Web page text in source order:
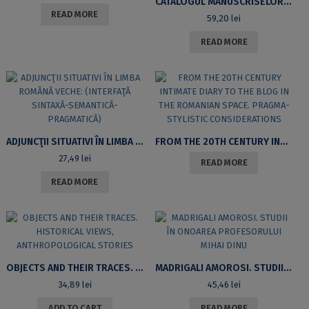
READ MORE 59,20lei
READ MORE
ADJUNCŢII SITUATIVI ÎN LIMBA ROMÂNĂ VECHE: (INTERFAŢĂ SINTAXĂ-SEMANTICĂ-PRAGMATICĂ)
27,49 lei
READ MORE
FROM THE 20TH CENTURY INTIMATE DIARY TO THE BLOG IN THE ROMANIAN SPACE. PRAGMA-STYLISTIC CONSIDERATIONS
READ MORE
OBJECTS AND THEIR TRACES. HISTORICAL VIEWS, ANTHROPOLOGICAL STORIES
34,89 lei
MADRIGALI AMOROSI. STUDII ÎN ONOAREA PROFESORULUI MIHAI DINU
45,46 lei